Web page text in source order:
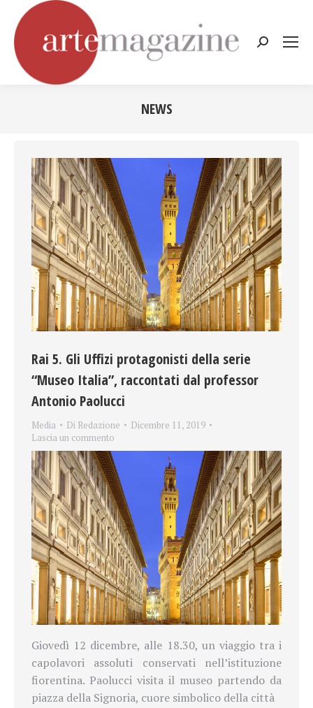
Cerca:
NEWS
Rai 5. Gli Uffizi protagonisti della serie
“Museo Italia”, raccontati dal professor
Antonio Paolucci
Media Di Redazione
Dicembre 11, 2019
Lascia un commento
Giovedì 12 dicembre, alle 18.30, un viaggio tra i
capolavori assoluti conservati nell’istituzione
fiorentina. Paolucci visita il museo partendo da
piazza della Signoria, cuore simbolico della città